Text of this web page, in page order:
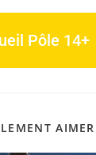
Pôle 14+
AIMER